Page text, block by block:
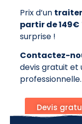
Prix d’un
partir de 149€
surprise !
Contactez-
devis gratuit et
professionnelle.
Devis